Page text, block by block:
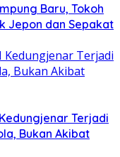
Baru, Tokoh
Jepon dan Sepakat
Terjadi
Bukan Akibat